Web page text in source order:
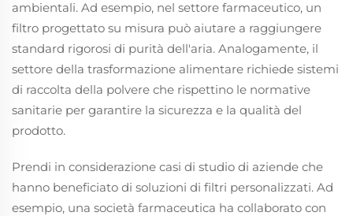
ambientali. Ad esempio, nel settore farmaceutico, un
filtro progettato su misura può aiutare a raggiungere
standard rigorosi di purità dell'aria. Analogamente, il
settore della trasformazione alimentare richiede sistemi
di raccolta della polvere che rispettino le normative
sanitarie per garantire la sicurezza e la qualità del
prodotto.
Prendi in considerazione casi di studio di aziende che
hanno beneficiato di soluzioni di filtri personalizzati. Ad
esempio, una società farmaceutica ha collaborato con